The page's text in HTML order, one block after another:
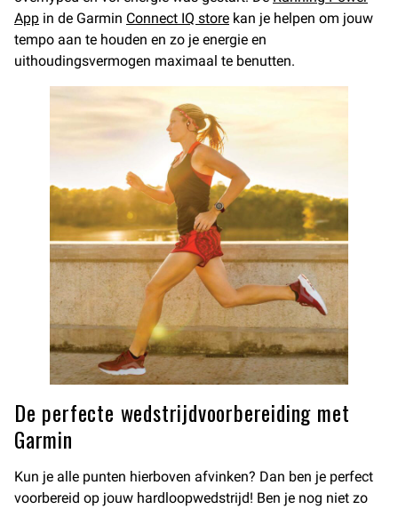
App in de Garmin Connect IQ store kan je helpen om jouw
tempo aan te houden en zo je energie en
uithoudingsvermogen maximaal te benutten.
De perfecte wedstrijdvoorbereiding met
Garmin
Kun je alle punten hierboven afvinken? Dan ben je perfect
voorbereid op jouw hardloopwedstrijd! Ben je nog niet zo